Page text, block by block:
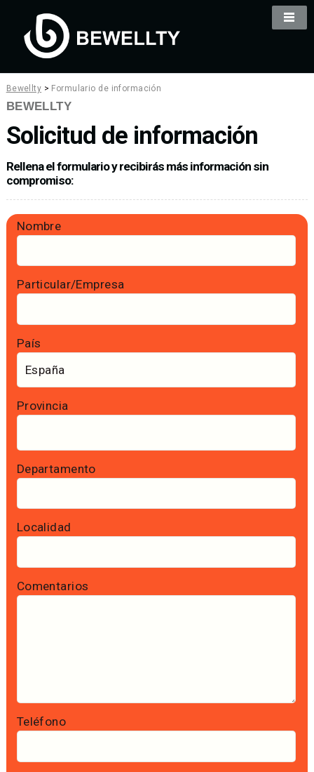
Bewellty > Formulario de información
BEWELLTY
Solicitud de información
Rellena el formulario y recibirás más información sin
compromiso:
Nombre
Particular/Empresa
País
Provincia
Departamento
Localidad
Comentarios
Teléfono